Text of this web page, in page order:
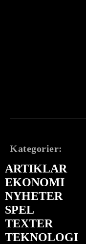
Kategorier:
ARTIKLAR
EKONOMI
NYHETER
SPEL
TEXTER
TEKNOLOGI